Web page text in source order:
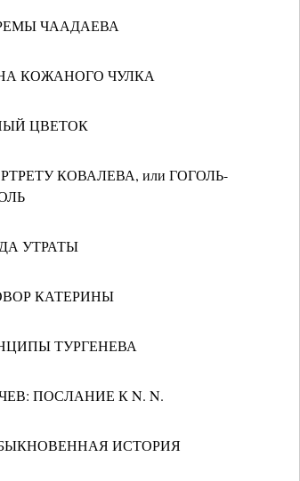
ЧААДАЕВА
КОЖАНОГО ЧУЛКА
ЦВЕТОК
КОВАЛЕВА, или ГОГОЛЬ-
УТРАТЫ
КАТЕРИНЫ
ТУРГЕНЕВА
ПОСЛАНИЕ К N. N.
ИСТОРИЯ